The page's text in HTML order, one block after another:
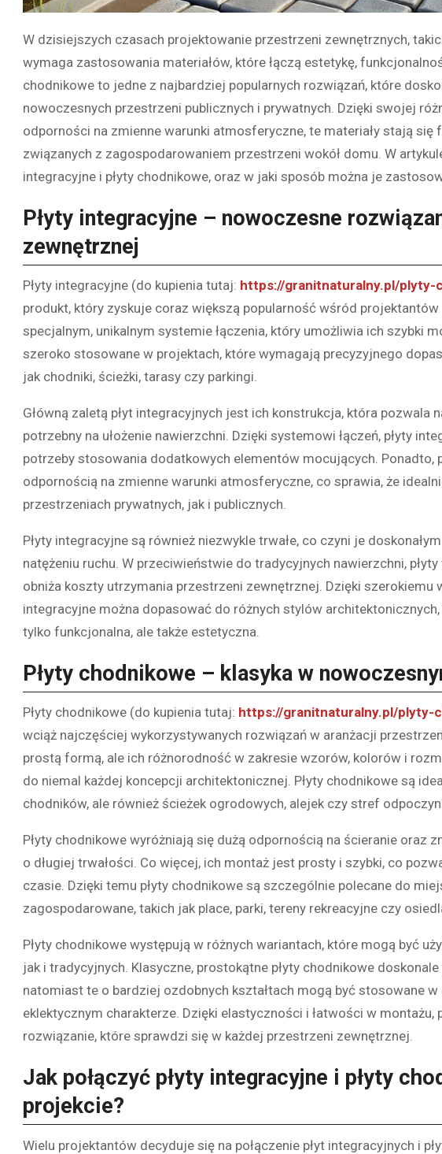
W dzisiejszych czasach projektowanie przestrzeni zewnętrznych,
wymaga zastosowania materiałów, które łączą estetykę,
chodnikowe to jedne z najbardziej popularnych rozwiązań, które
nowoczesnych przestrzeni publicznych i prywatnych. Dzięki swojej
odporności na zmienne warunki atmosferyczne, te materiały stają
związanych z zagospodarowaniem przestrzeni wokół domu. W
integracyjne i płyty chodnikowe, oraz w jaki sposób można je
Płyty integracyjne – nowoczesne
zewnętrznej
Płyty integracyjne (do kupienia tutaj: https://granitnaturalny.pl/
produkt, który zyskuje coraz większą popularność wśród
specjalnym, unikalnym systemie łączenia, który umożliwia ich szybki
szeroko stosowane w projektach, które wymagają precyzyjnego
jak chodniki, ścieżki, tarasy czy parkingi.
Główną zaletą płyt integracyjnych jest ich konstrukcja, która pozwala
potrzebny na ułożenie nawierzchni. Dzięki systemowi łączeń, płyty
potrzeby stosowania dodatkowych elementów mocujących. Ponadto,
odpornością na zmienne warunki atmosferyczne, co sprawia, że
przestrzeniach prywatnych, jak i publicznych.
Płyty integracyjne są również niezwykle trwałe, co czyni je
natężeniu ruchu. W przeciwieństwie do tradycyjnych nawierzchni,
obniża koszty utrzymania przestrzeni zewnętrznej. Dzięki szerokiemu
integracyjne można dopasować do różnych stylów
tylko funkcjonalna, ale także estetyczna.
Płyty chodnikowe – klasyka w
Płyty chodnikowe (do kupienia tutaj: https://granitnaturalny.pl/plyty-
wciąż najczęściej wykorzystywanych rozwiązań w aranżacji
prostą formą, ale ich różnorodność w zakresie wzorów, kolorów i
do niemal każdej koncepcji architektonicznej. Płyty chodnikowe są
chodników, ale również ścieżek ogrodowych, alejek czy stref
Płyty chodnikowe wyróżniają się dużą odpornością na ścieranie oraz
o długiej trwałości. Co więcej, ich montaż jest prosty i szybki, co
czasie. Dzięki temu płyty chodnikowe są szczególnie polecane do
zagospodarowane, takich jak place, parki, tereny rekreacyjne czy
Płyty chodnikowe występują w różnych wariantach, które mogą być
jak i tradycyjnych. Klasyczne, prostokątne płyty chodnikowe
natomiast te o bardziej ozdobnych kształtach mogą być stosowane
eklektycznym charakterze. Dzięki elastyczności i łatwości w montażu,
rozwiązanie, które sprawdzi się w każdej przestrzeni zewnętrznej.
Jak połączyć płyty integracyjne i płyty
projekcie?
Wielu projektantów decyduje się na połączenie płyt integracyjnych i